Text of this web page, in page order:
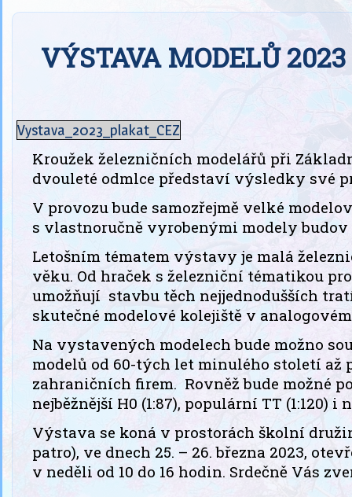
VÝSTAVA MODELŮ 2023
Vystava_2023_plakat_CEZ
Kroužek železničních modelářů při
dvouleté odmlce představí výsledky své
V provozu bude samozřejmě velké
s vlastnoručně vyrobenými modely
Letošním tématem výstavy je malá
věku. Od hraček s železniční tématikou
umožňují stavbu těch nejjednodušších
skutečné modelové kolejiště v
Na vystavených modelech bude možno
modelů od 60-tých let minulého století až
zahraničních firem. Rovněž bude možné
nejběžnější H0 (1:87), populární TT (1:120) i
Výstava se koná v prostorách školní
patro), ve dnech 25. – 26. března 2023,
v neděli od 10 do 16 hodin. Srdečně Vás